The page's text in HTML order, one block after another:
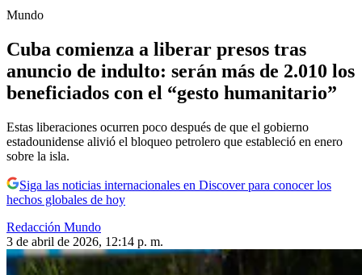
Mundo
Cuba comienza a liberar presos tras
anuncio de indulto: serán más de 2.010 los
beneficiados con el “gesto humanitario”
Estas liberaciones ocurren poco después de que el gobierno
estadounidense alivió el bloqueo petrolero que estableció en enero
sobre la isla.
Siga las noticias internacionales en Discover para conocer los
hechos globales de hoy
Redacción Mundo
3 de abril de 2026, 12:14 p. m.